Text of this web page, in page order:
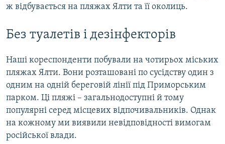
ж відбувається на пляжах Ялти та її околиць.
Без туалетів і дезінфекторів
Наші кореспонденти побували на чотирьох міських
пляжах Ялти. Вони розташовані по сусідству один з
одним на одній береговій лінії під Приморським
парком. Ці пляжі – загальнодоступні й тому
популярні серед місцевих відпочивальників. Однак
на кожному ми виявили невідповідності вимогам
російської влади.